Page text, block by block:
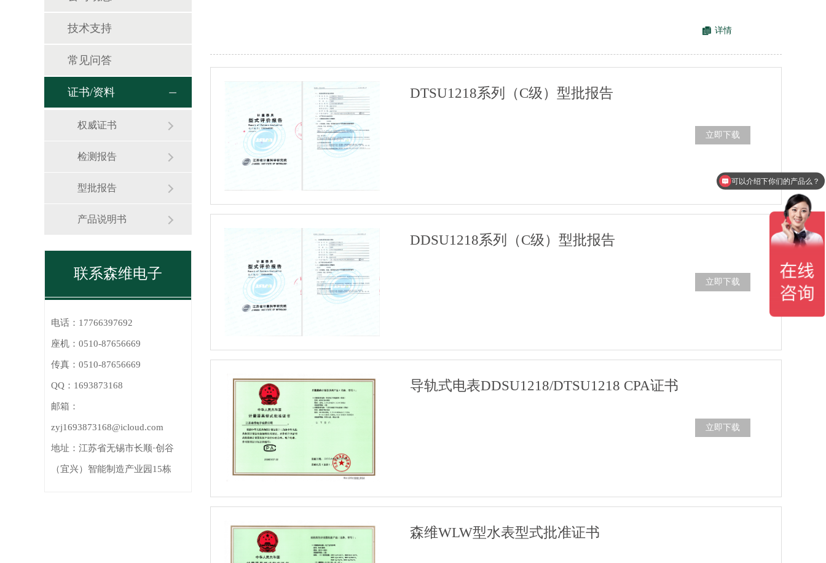
详情
DTSU1218系列（C级）型批报告
立即下载
DDSU1218系列（C级）型批报告
立即下载
导轨式电表DDSU1218/DTSU1218 CPA证书
立即下载
森维WLW型水表型式批准证书
技术支持
常见问答
证书/资料
权威证书
检测报告
型批报告
产品说明书
联系森维电子
电话： 17766397692
座机： 0510-87656669
传真： 0510-87656669
QQ： 1693873168
邮箱：
zyj1693873168@icloud.com
地址： 江苏省无锡市长顺·创谷
（宜兴）智能制造产业园15栋
有配备系统吗？